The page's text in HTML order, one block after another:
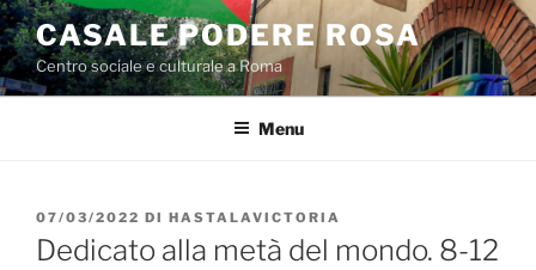
Salta
al
contenuto
CASALE PODERE ROSA
Centro sociale e culturale a Roma
Menu
PUBBLICATO
IL
07/03/2022 DI HASTALAVICTORIA
Dedicato alla metà del mondo. 8-12